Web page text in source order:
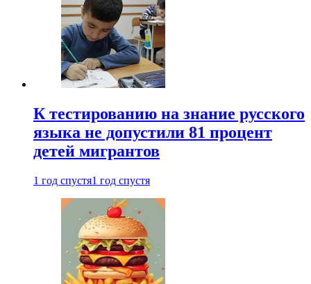
К тестированию на знание русского
языка не допустили 81 процент
детей мигрантов
1 год спустя1 год спустя